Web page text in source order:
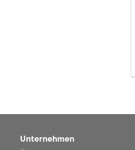
Unternehmen